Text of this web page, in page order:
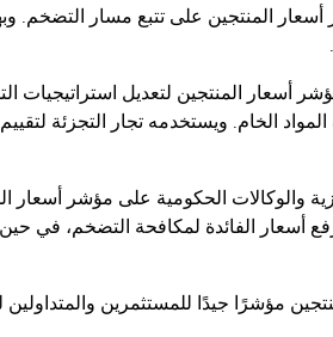
المنتجين على تتبع مسار التضخم.
أسعار المنتجين لتعديل استراتيجيات
الخام. ويستخدمه تجار التجزئة
والوكالات الحكومية على مؤشر أسعار
أسعار الفائدة لمكافحة التضخم، في
مؤشرًا جيدًا للمستثمرين